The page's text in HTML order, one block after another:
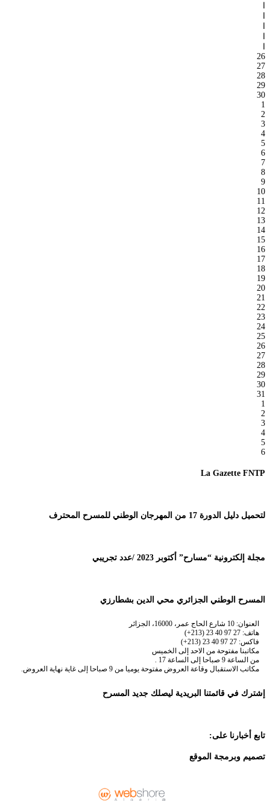
26
27
28
29
30
1
2
3
4
5
6
7
8
9
10
11
12
13
14
15
16
17
18
19
20
21
22
23
24
25
26
27
28
29
30
31
1
2
3
4
5
6
La Gazette FNTP
لتحميل دليل الدورة 17 من المهرجان الوطني للمسرح المحترف
مجلة إلكترونية “مسارح” أكتوبر 2023 /عدد تجريبي
المسرح الوطني الجزائري محي الدين بشطارزي
العنوان: 10 شارع الحاج عمر، 16000، الجزائر
هاتف: 27 97 40 23 (213+)
فاكس: 27 97 40 23 (213+)
مكاتبنا مفتوحة من الاحد إلى الخميس
من الساعة 9 صباحا إلى الساعة 17 .
مكاتب الاستقبال وقاعة العروض مفتوحة يوميا من 9 صباحا إلى غاية نهاية العروض.
إشترك في قائمتنا البريدية ليصلك جديد المسرح
تابع أخبارنا على:
تصميم وبرمجة الموقع